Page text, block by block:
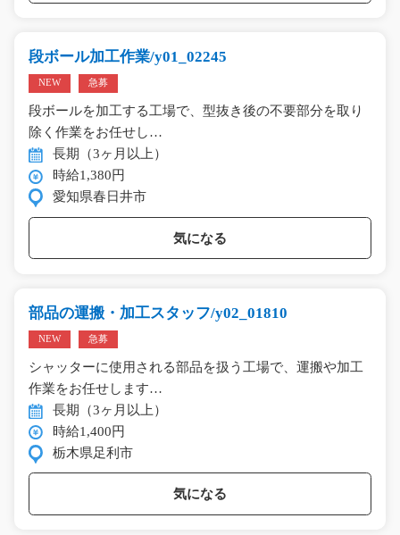
段ボール加工作業/y01_02245
NEW 急募
段ボールを加工する工場で、型抜き後の不要部分を取り
除く作業をお任せし…
長期（3ヶ月以上）
時給1,380円
愛知県春日井市
気になる
部品の運搬・加工スタッフ/y02_01810
NEW 急募
シャッターに使用される部品を扱う工場で、運搬や加工
作業をお任せします…
長期（3ヶ月以上）
時給1,400円
栃木県足利市
気になる